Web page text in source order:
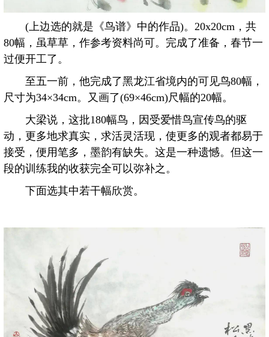
(上边选的就是《鸟谱》中的作品)。20x20cm，共
80幅，虽草草，作参考资料尚可。完成了准备，春节一
过便开工了。
至五一前，他完成了黑龙江省境内的可见鸟80幅，
尺寸为34×34cm。又画了(69×46cm)尺幅的20幅。
大梁说，这批180幅鸟，因受爱惜鸟宣传鸟的驱
动，更多地求真实，求活灵活现，使更多的观者都易于
接受，便用笔多，墨韵有缺失。这是一种遗憾。但这一
段的训练我的收获完全可以弥补之。
下面选其中若干幅欣赏。